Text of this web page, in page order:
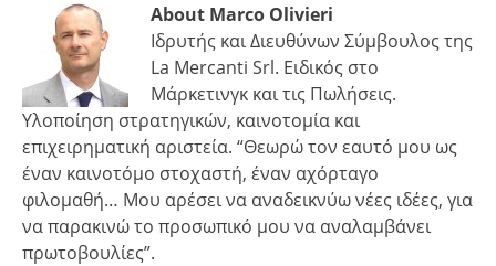
About Marco Olivieri
Ιδρυτής και Διευθύνων Σύμβουλος της
La Mercanti Srl. Ειδικός στο
Μάρκετινγκ και τις Πωλήσεις.
Υλοποίηση στρατηγικών, καινοτομία και
επιχειρηματική αριστεία. “Θεωρώ τον εαυτό μου ως
έναν καινοτόμο στοχαστή, έναν αχόρταγο
φιλομαθή… Μου αρέσει να αναδεικνύω νέες ιδέες, για
να παρακινώ το προσωπικό μου να αναλαμβάνει
πρωτοβουλίες”.